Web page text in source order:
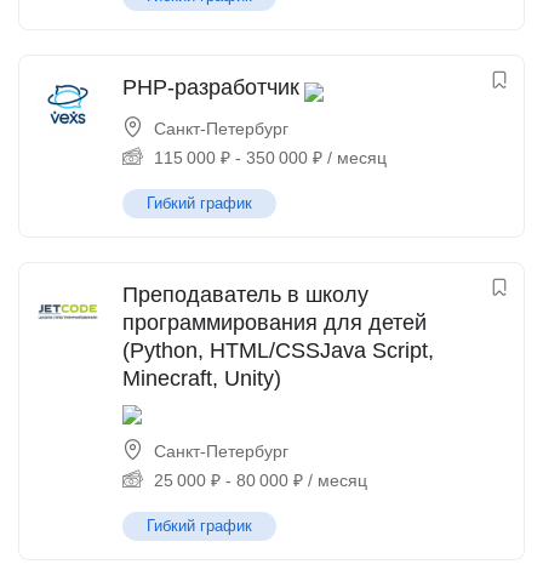
PHP-разработчик
Санкт-Петербург
115 000 ₽ - 350 000 ₽ / месяц
Гибкий график
Преподаватель в школу
программирования для детей
(Python, HTML/CSSJava Script,
Minecraft, Unity)
Санкт-Петербург
25 000 ₽ - 80 000 ₽ / месяц
Гибкий график